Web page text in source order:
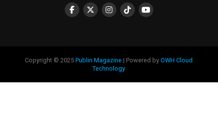
Copyright © 2025Publin Magazine | Powered byOWH Cloud
Technology